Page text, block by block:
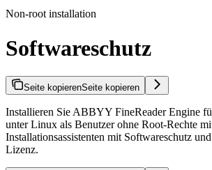
Non-root installation
Softwareschutz
Seite kopierenSeite kopieren
Installieren Sie ABBYY FineReader Engine
unter Linux als Benutzer ohne Root-Rechte
Installationsassistenten mit Softwareschutz
Lizenz.